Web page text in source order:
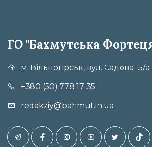
ГО "Бахмутська
м. Вільногірськ, вул. Садова 15/а
+380 (50) 778 17 35
redakziy@bahmut.in.ua